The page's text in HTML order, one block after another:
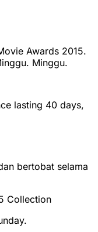
Awards 2015.
Minggu.
lasting 40 days,
bertobat selama
Collection